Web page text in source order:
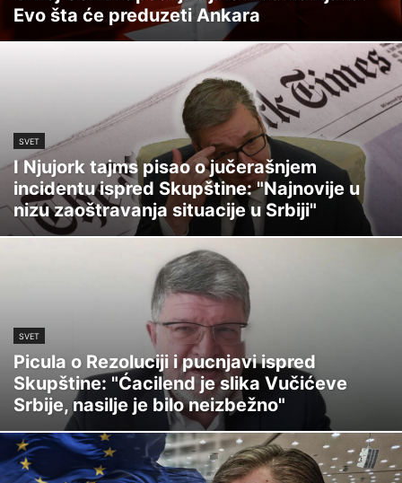
Evo šta će preduzeti Ankara
SVET
I Njujork tajms pisao o jučerašnjem
incidentu ispred Skupštine: "Najnovije u
nizu zaoštravanja situacije u Srbiji"
SVET
Picula o Rezoluciji i pucnjavi ispred
Skupštine: "Ćacilend je slika Vučićeve
Srbije, nasilje je bilo neizbežno"